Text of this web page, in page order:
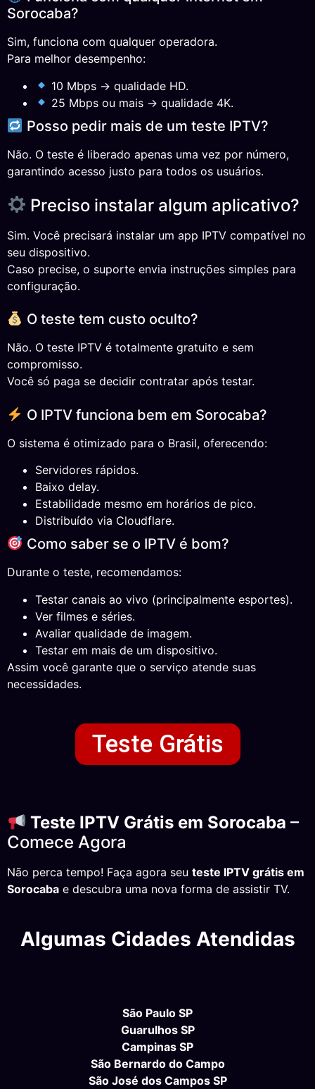
Sorocaba?
Sim, funciona com qualquer operadora.
Para melhor desempenho:
10 Mbps → qualidade HD.
25 Mbps ou mais → qualidade 4K.
Posso pedir mais de um teste IPTV?
Não. O teste é liberado apenas uma vez por número,
garantindo acesso justo para todos os usuários.
Preciso instalar algum aplicativo?
Sim. Você precisará instalar um app IPTV compatível no
seu dispositivo.
Caso precise, o suporte envia instruções simples para
configuração.
O teste tem custo oculto?
Não. O teste IPTV é totalmente gratuito e sem
compromisso.
Você só paga se decidir contratar após testar.
O IPTV funciona bem em Sorocaba?
O sistema é otimizado para o Brasil, oferecendo:
Servidores rápidos.
Baixo delay.
Estabilidade mesmo em horários de pico.
Distribuído via Cloudflare.
Como saber se o IPTV é bom?
Durante o teste, recomendamos:
Testar canais ao vivo (principalmente esportes).
Ver filmes e séries.
Avaliar qualidade de imagem.
Testar em mais de um dispositivo.
Assim você garante que o serviço atende suas
necessidades.
Teste Grátis
Teste IPTV Grátis em Sorocaba –
Comece Agora
Não perca tempo! Faça agora seu teste IPTV grátis em
Sorocaba e descubra uma nova forma de assistir TV.
Algumas Cidades Atendidas
São Paulo SP
Guarulhos SP
Campinas SP
São Bernardo do Campo
São José dos Campos SP